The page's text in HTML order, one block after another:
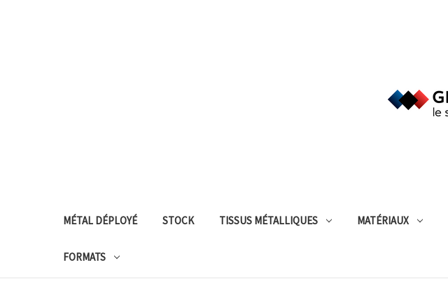
MÉTAL DÉPLOYÉ STOCK TISSUS MÉTALLIQUES MATÉRIAUX
FORMATS